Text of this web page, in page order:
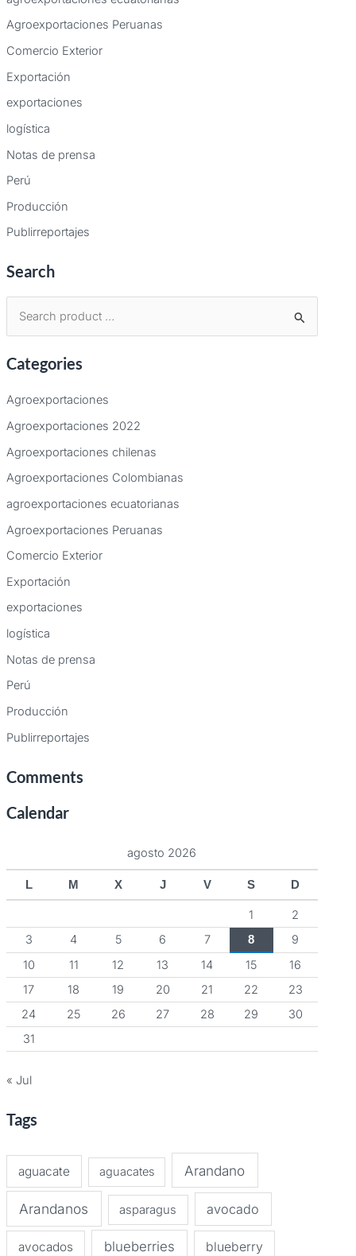
Agroexportaciones Peruanas
Comercio Exterior
Exportación
exportaciones
logística
Notas de prensa
Perú
Producción
Publirreportajes
Search
s
p
o
r
:
Categories
Agroexportaciones
Agroexportaciones 2022
Agroexportaciones chilenas
Agroexportaciones Colombianas
agroexportaciones ecuatorianas
Agroexportaciones Peruanas
Comercio Exterior
Exportación
exportaciones
logística
Notas de prensa
Perú
Producción
Publirreportajes
Comments
Calendar
agosto 2026
L M X J V S D
1
2
3
4 5 6 7 8
9
10
11 12 13 14 15
16
17
18 19 20 21 22
23
24
25 26 27 28 29
30
31
« Jul
Tags
aguacate aguacates Arandano
Arandanos asparagus avocado
avocados blueberries blueberry